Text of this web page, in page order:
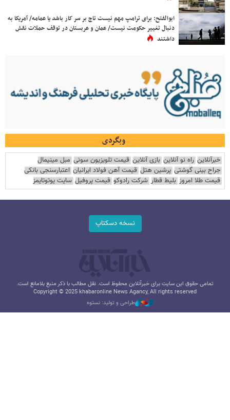
ابوالفتح: برای ترامپ مهم نیست تاج بر سر کار باشد یا عمامه/ آمریکا به
دنبال تغییر حکومت نیست/ عمان و عربستان در توقف حملات نقش
داشتند
وبگردی
خبرآنلاین راه نو آنلاین بازی آنلاین قیمت تلویزیون سونی مبل مینیمال
جراح بینی گوشتی پرشین هتل قیمت آهن فولاد ایرانیان اعتبارسنجی بانکی
قیمت طلا امروز بلیط قطار شرکت رادوکو قیمت پروفیل سایت یوتوتایمز
نسخه دسکتاپ
تمامی حقوق این سایت برای خبرآنلاین محفوظ است. نقل مطالب با ذکر منبع بلامانع است.
Copyright © 2025 khabaronline News Agancy, All rights reserved
طراحی و تولید: نستوه